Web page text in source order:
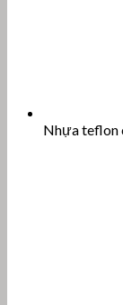
Nhựa teflon